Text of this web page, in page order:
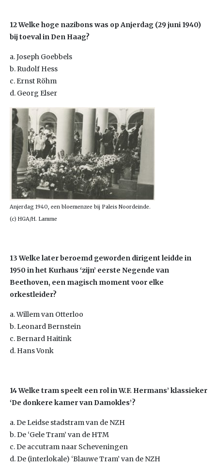
12 Welke hoge nazibons was op Anjerdag (29 juni 1940)
bij toeval in Den Haag?
a. Joseph Goebbels
b. Rudolf Hess
c. Ernst Röhm
d. Georg Elser
Anjerdag 1940, een bloemenzee bij Paleis Noordeinde.
(c) HGA/H. Lamme
13 Welke later beroemd geworden dirigent leidde in
1950 in het Kurhaus ‘zijn’ eerste Negende van
Beethoven, een magisch moment voor elke
orkestleider?
a. Willem van Otterloo
b. Leonard Bernstein
c. Bernard Haitink
d. Hans Vonk
14 Welke tram speelt een rol in W.F. Hermans’ klassieker
‘De donkere kamer van Damokles’?
a. De Leidse stadstram van de NZH
b. De ‘Gele Tram’ van de HTM
c. De accutram naar Scheveningen
d. De (interlokale) ‘Blauwe Tram’ van de NZH